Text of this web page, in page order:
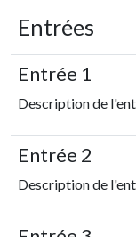
Entrées
Entrée 1
Description de
Entrée 2
Description de